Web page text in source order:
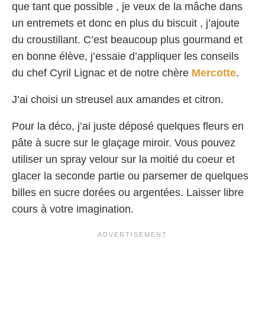
que tant que possible , je veux de la mâche dans
un entremets et donc en plus du biscuit , j’ajoute
du croustillant. C’est beaucoup plus gourmand et
en bonne élève, j’essaie d’appliquer les conseils
du chef Cyril Lignac et de notre chère Mercotte.
J’ai choisi un streusel aux amandes et citron.
Pour la déco, j’ai juste déposé quelques fleurs en
pâte à sucre sur le glaçage miroir. Vous pouvez
utiliser un spray velour sur la moitié du coeur et
glacer la seconde partie ou parsemer de quelques
billes en sucre dorées ou argentées. Laisser libre
cours à votre imagination.